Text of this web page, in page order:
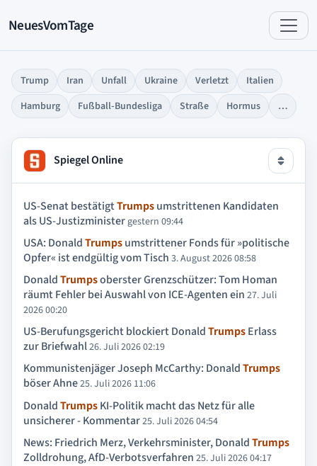
NeuesVomTage
Trump Iran Unfall Ukraine Verletzt
Italien
Hamburg
Fußball-Bundesliga Straße Hormus …
Spiegel Online
US-Senat bestätigtTrumpsumstrittenen Kandidaten
als US-Justizminister gestern 09:44
USA: DonaldTrumpsumstrittener Fonds für »politische
Opfer« ist endgültig vom Tisch 3. August 2026 08:58
DonaldTrumpsoberster Grenzschützer: Tom Homan
räumt Fehler bei Auswahl von ICE-Agenten ein 27. Juli
2026 00:20
US-Berufungsgericht blockiert DonaldTrumpsErlass
zur Briefwahl26. Juli 2026 02:19
Kommunistenjäger Joseph McCarthy: DonaldTrumps
böser Ahne25. Juli 2026 11:06
DonaldTrumpsKI-Politik macht das Netz für alle
unsicherer - Kommentar25. Juli 2026 04:54
News: Friedrich Merz, Verkehrsminister, DonaldTrumps
Zolldrohung, AfD-Verbotsverfahren 25. Juli 2026 04:17